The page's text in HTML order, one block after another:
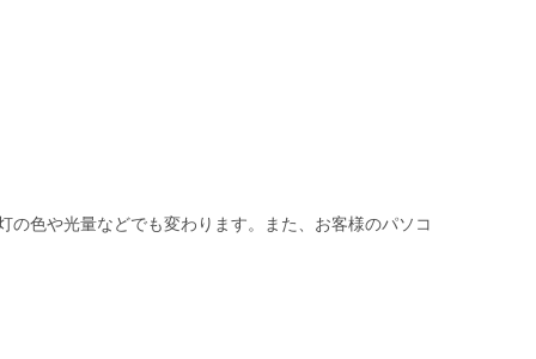
色や光量などでも変わります。また、お客様のパソコ